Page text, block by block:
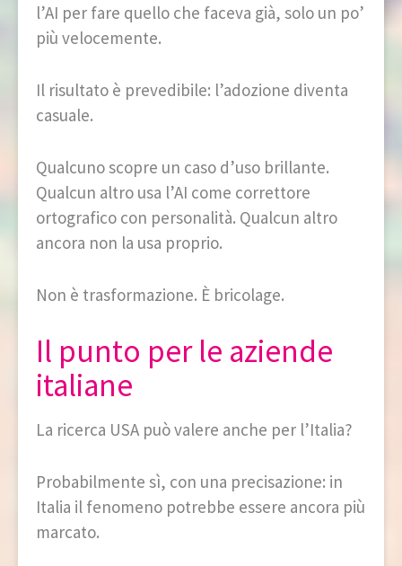
l’AI per fare quello che faceva già, solo un po’
più velocemente.
Il risultato è prevedibile: l’adozione diventa
casuale.
Qualcuno scopre un caso d’uso brillante.
Qualcun altro usa l’AI come correttore
ortografico con personalità. Qualcun altro
ancora non la usa proprio.
Non è trasformazione. È bricolage.
Il punto per le aziende
italiane
La ricerca USA può valere anche per l’Italia?
Probabilmente sì, con una precisazione: in
Italia il fenomeno potrebbe essere ancora più
marcato.